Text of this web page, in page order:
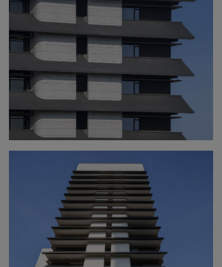
▲受中医百宝箱般概念启发 ?胡义杰